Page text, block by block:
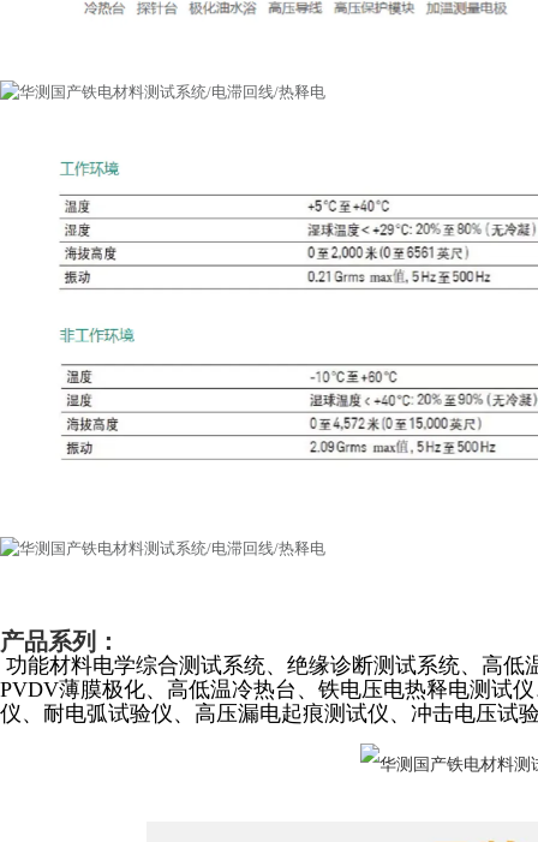
产品系列：
功能材料电学综合测试系统、绝缘诊断测试系统、高
PVDV薄膜极化、高低温冷热台、铁电压电热释电测试
仪、耐电弧试验仪、高压漏电起痕测试仪、冲击电压试